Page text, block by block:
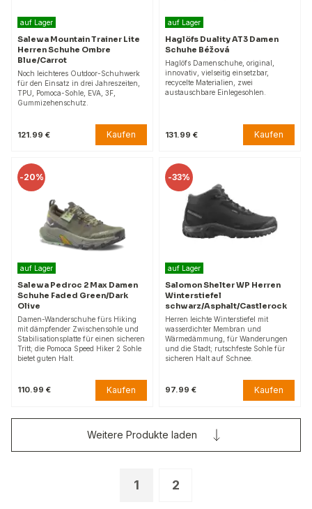
auf Lager
Salewa Mountain Trainer Lite
Herren Schuhe Ombre
Blue/Carrot
Noch leichteres Outdoor-Schuhwerk
für den Einsatz in drei Jahreszeiten,
TPU, Pomoca-Sohle, EVA, 3F,
Gummizehenschutz.
121.99 € Kaufen
auf Lager
Haglöfs Duality AT3 Damen
Schuhe Béžová
Haglöfs Damenschuhe, original,
innovativ, vielseitig einsetzbar,
recycelte Materialien, zwei
austauschbare Einlegesohlen.
131.99 € Kaufen
-20%
auf Lager
Salewa Pedroc 2 Max Damen
Schuhe Faded Green/Dark
Olive
Damen-Wanderschuhe fürs Hiking
mit dämpfender Zwischensohle und
Stabilisationsplatte für einen sicheren
Tritt; die Pomoca Speed Hiker 2 Sohle
bietet guten Halt.
110.99 € Kaufen
-33%
auf Lager
Salomon Shelter WP Herren
Winterstiefel
schwarz/Asphalt/Castlerock
Herren leichte Winterstiefel mit
wasserdichter Membran und
Wärmedämmung, für Wanderungen
und die Stadt; rutschfeste Sohle für
sicheren Halt auf Schnee.
97.99 € Kaufen
1 2
Weitere Produkte laden